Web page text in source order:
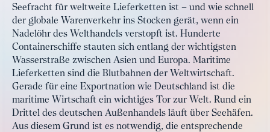
Seefracht für weltweite Lieferketten ist – und wie schnell
der globale Warenverkehr ins Stocken gerät, wenn ein
Nadelöhr des Welthandels verstopft ist. Hunderte
Containerschiffe stauten sich entlang der wichtigsten
Wasserstraße zwischen Asien und Europa. Maritime
Lieferketten sind die Blutbahnen der Weltwirtschaft.
Gerade für eine Exportnation wie Deutschland ist die
maritime Wirtschaft ein wichtiges Tor zur Welt. Rund ein
Drittel des deutschen Außenhandels läuft über Seehäfen.
Aus diesem Grund ist es notwendig, die entsprechende